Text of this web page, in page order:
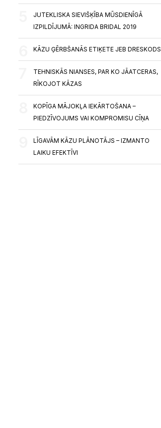
JUTEKLISKA SIEVIŠĶĪBA MŪSDIENĪGĀ
IZPILDĪJUMĀ: INGRIDA BRIDAL 2019
KĀZU ĢĒRBŠANĀS ETIĶETE JEB DRESKODS
TEHNISKĀS NIANSES, PAR KO JĀATCERAS,
RĪKOJOT KĀZAS
KOPĪGA MĀJOKĻA IEKĀRTOŠANA –
PIEDZĪVOJUMS VAI KOMPROMISU CĪŅA
LĪGAVĀM KĀZU PLĀNOTĀJS – IZMANTO
LAIKU EFEKTĪVI